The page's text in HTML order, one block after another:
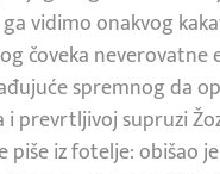
vidimo onakvog
čoveka neverovatne
spremnog da
prevrtljivoj supruzi
piše iz fotelje: obišao